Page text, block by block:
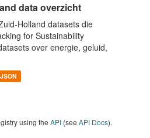
data overzicht
Holland datasets die
for Sustainability
over energie, geluid,
using the API (see API Docs).